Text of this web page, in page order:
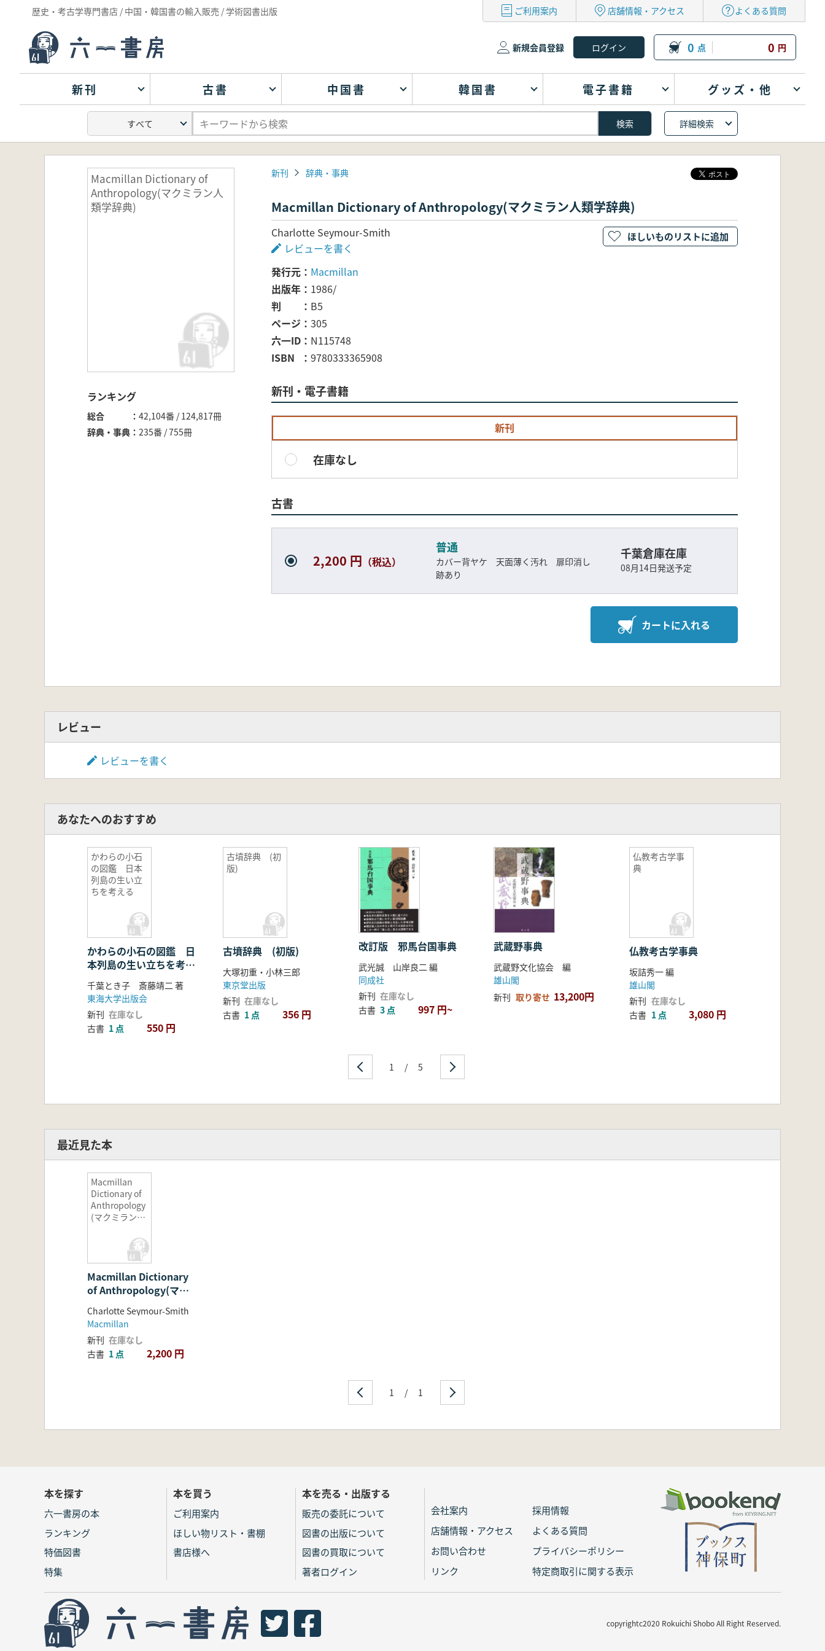
歴史・考古学専門書店 / 中国・韓国書の輸入販売 / 学術図書出版 ご利用案内 店舗情報・アクセス よくある質問
新規会員登録 0 点 0 円
新刊 古書 中国書 韓国書 電子書籍 グッズ・他
詳細検索
Macmillan Dictionary of
Anthropology(マクミラン人
類学辞典)
ランキング
総合
42,104番 / 124,817冊
辞典・事典
235番 / 755冊
新刊 辞典・事典
Macmillan Dictionary of Anthropology(マクミラン人類学辞典)
Charlotte Seymour-Smith
レビューを書く
発行元
Macmillan
出版年
1986/
判
B5
ページ
305
六一ID
N115748
ISBN
9780333365908
新刊・電子書籍
新刊
在庫なし
古書
2,200 円 （税込）
普通
カバー背ヤケ 天面薄く汚れ 扉印消し
跡あり
千葉倉庫在庫
08月14日発送予定
カートに入れる
ほしいものリストに追加
レビュー
レビューを書く
あなたへのおすすめ
かわらの小石
の図鑑 日本
列島の生い立
ちを考える
かわらの小石の図鑑 日
本列島の生い立ちを考え
る
千葉とき子 斎藤靖二 著
東海大学出版会
新刊 在庫なし
古書 1 点 550 円
古墳辞典 (初
版)
古墳辞典 (初版)
大塚初重・小林三郎
東京堂出版
新刊 在庫なし
古書 1 点 356 円
改訂版 邪馬台国事典
武光誠 山岸良二 編
同成社
新刊 在庫なし
古書 3 点 997 円~
武蔵野事典
武蔵野文化協会 編
雄山閣
新刊 取り寄せ 13,200円
仏教考古学事
典
仏教考古学事典
坂詰秀一 編
雄山閣
新刊 在庫なし
古書 1 点 3,080 円
1 / 5
最近見た本
Macmillan
Dictionary of
Anthropology
(マクミラン人
Macmillan Dictionary
of Anthropology(マク
ミラン人類学辞典)
Charlotte Seymour-Smith
Macmillan
新刊 在庫なし
古書 1 点 2,200 円
1 / 1
本を探す
六一書房の本
ランキング
特価図書
特集
本を買う
ご利用案内
ほしい物リスト・書棚
書店様へ
本を売る・出版する
販売の委託について
図書の出版について
図書の買取について
著者ログイン
会社案内
採用情報
店舗情報・アクセス
よくある質問
お問い合わせ
プライバシーポリシー
リンク
特定商取引に関する表示
copyrightc2020 Rokuichi Shobo All Right Reserved.